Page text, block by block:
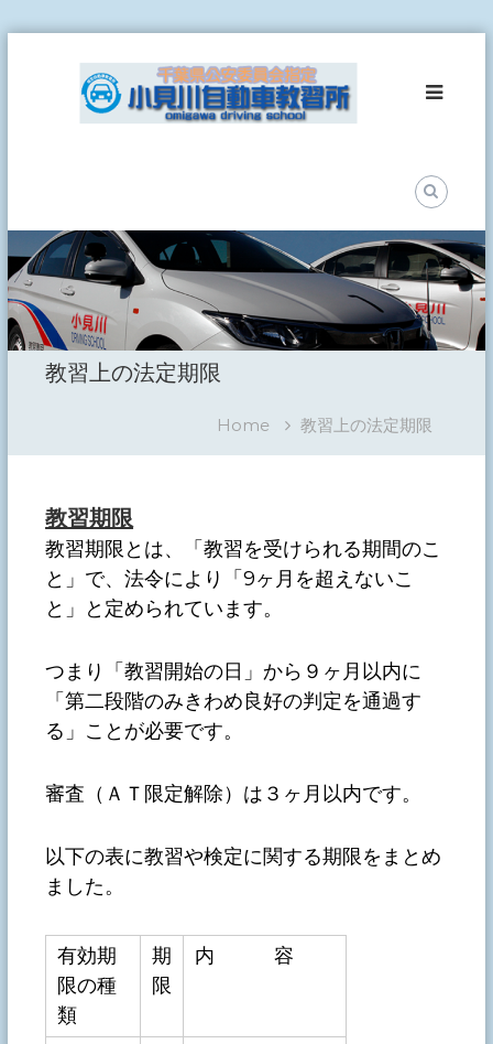
content
習
所
事
故
ゼ
ロ
を
て
教習上の法定期限
Home 教習上の法定期限
教習期限
教習期限とは、「教習を受けられる期間のこ
と」で、法令により「9ヶ月を超えないこ
と」と定められています。
つまり「教習開始の日」から９ヶ月以内に
「第二段階のみきわめ良好の判定を通過す
る」ことが必要です。
審査（ＡＴ限定解除）は３ヶ月以内です。
以下の表に教習や検定に関する期限をまとめ
ました。
有効期
限の種
類
期
限
内 容